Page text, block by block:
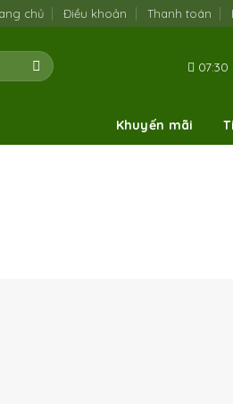
chủ Điều khoản Thanh toán
07:30
Khuyến mãi